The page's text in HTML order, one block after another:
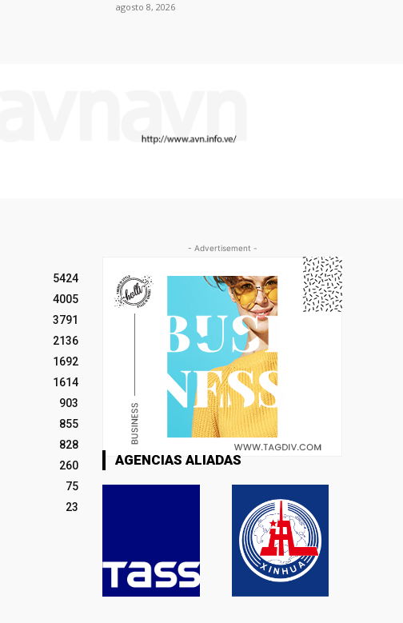
agosto 8, 2026
5424
4005
3791
2136
1692
1614
903
855
828
260
75
23
- Advertisement -
AGENCIAS ALIADAS